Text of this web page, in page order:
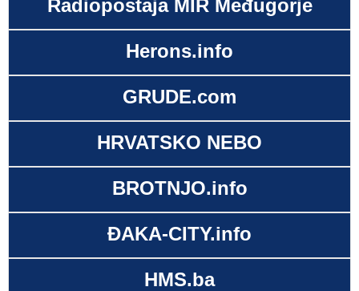
Radiopostaja MIR Međugorje
Herons.info
GRUDE.com
HRVATSKO NEBO
BROTNJO.info
ĐAKA-CITY.info
HMS.ba